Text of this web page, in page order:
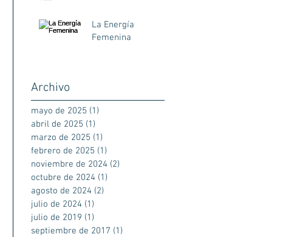
La Energía
Femenina
Archivo
mayo de 2025 (1)
abril de 2025 (1)
marzo de 2025 (1)
febrero de 2025 (1)
noviembre de 2024 (2)
octubre de 2024 (1)
agosto de 2024 (2)
julio de 2024 (1)
julio de 2019 (1)
septiembre de 2017 (1)